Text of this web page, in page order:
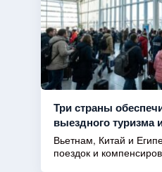
Три страны
выездного туризма
Вьетнам, Китай и
поездок и